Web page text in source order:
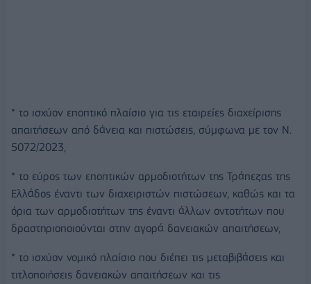
* το ισχύον εποπτικό πλαίσιο για τις εταιρείες διαχείρισης
απαιτήσεων από δάνεια και πιστώσεις, σύμφωνα με τον Ν.
5072/2023,
* το εύρος των εποπτικών αρμοδιοτήτων της Τράπεζας της
Ελλάδος έναντι των διαχειριστών πιστώσεων, καθώς και τα
όρια των αρμοδιοτήτων της έναντι άλλων οντοτήτων που
δραστηριοποιούνται στην αγορά δανειακών απαιτήσεων,
* το ισχύον νομικό πλαίσιο που διέπει τις μεταβιβάσεις και
τιτλοποιήσεις δανειακών απαιτήσεων και τις